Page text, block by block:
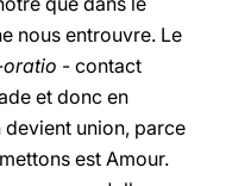
nous entrouvre. Le
- contact
et donc en
union, parce
est Amour.